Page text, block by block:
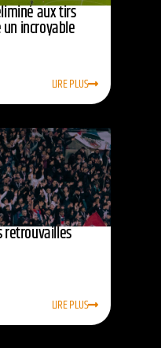
aux tirs
incroyable
LIRE PLUS
retrouvailles
LIRE PLUS